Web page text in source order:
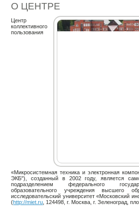
О ЦЕНТРЕ
Центр
коллективного
пользования
«Микросистемная техника и электронная
ЭКБ"), созданный в 2002 году, является
подразделением федерального
образовательного учреждения высшего
исследовательский университет «Московский
(http://miet.ru , 124498, г. Москва, г. Зеленоград,